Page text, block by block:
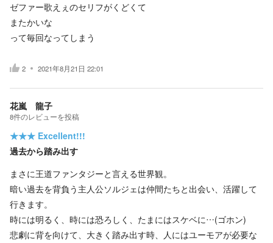
ゼファー歌えぇのセリフがくどくて
またかいな
って毎回なってしまう
2 2021年8月21日 22:01
花嵐 龍子
8件のレビューを投稿
★★★ Excellent!!!
過去から踏み出す
まさに王道ファンタジーと言える世界観。
暗い過去を背負う主人公ソルジェは仲間たちと出会い、活躍して
行きます。
時には明るく、時には恐ろしく、たまにはスケベに…(ゴホン)
悲劇に背を向けて、大きく踏み出す時、人にはユーモアが必要な